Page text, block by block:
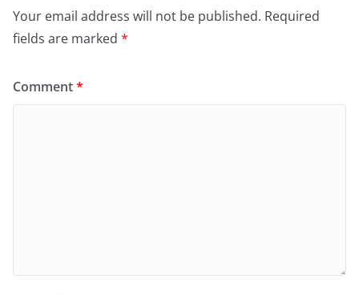
Your email address will not be published. Required
fields are marked *
Comment*